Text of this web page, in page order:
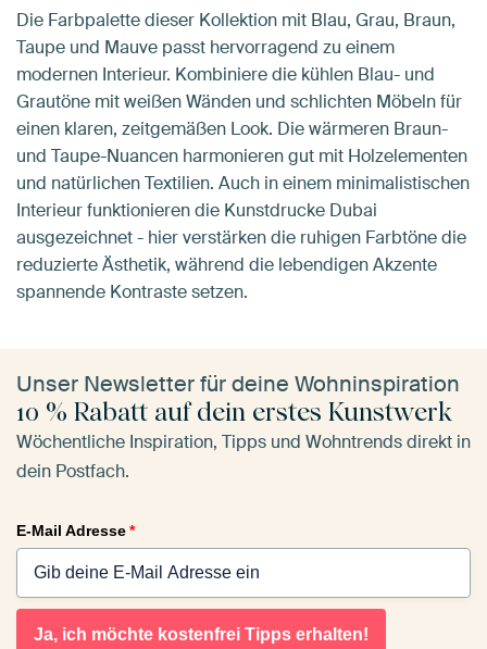
Die Farbpalette dieser Kollektion mit Blau, Grau, Braun,
Taupe und Mauve passt hervorragend zu einem
modernen Interieur. Kombiniere die kühlen Blau- und
Grautöne mit weißen Wänden und schlichten Möbeln für
einen klaren, zeitgemäßen Look. Die wärmeren Braun-
und Taupe-Nuancen harmonieren gut mit Holzelementen
und natürlichen Textilien. Auch in einem minimalistischen
Interieur funktionieren die Kunstdrucke Dubai
ausgezeichnet - hier verstärken die ruhigen Farbtöne die
reduzierte Ästhetik, während die lebendigen Akzente
spannende Kontraste setzen.
Unser Newsletter für deine Wohninspiration
10 % Rabatt auf dein erstes Kunstwerk
Wöchentliche Inspiration, Tipps und Wohntrends direkt in
dein Postfach.
E-Mail Adresse*
Ja, ich möchte kostenfrei Tipps erhalten!